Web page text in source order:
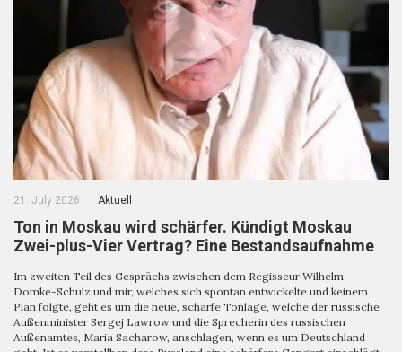
21. July 2026 Aktuell
Ton in Moskau wird schärfer. Kündigt Moskau
Zwei-plus-Vier Vertrag? Eine Bestandsaufnahme
Im zweiten Teil des Gesprächs zwischen dem Regisseur Wilhelm
Domke-Schulz und mir, welches sich spontan entwickelte und keinem
Plan folgte, geht es um die neue, scharfe Tonlage, welche der russische
Außenminister Sergej Lawrow und die Sprecherin des russischen
Außenamtes, Maria Sacharow, anschlagen, wenn es um Deutschland